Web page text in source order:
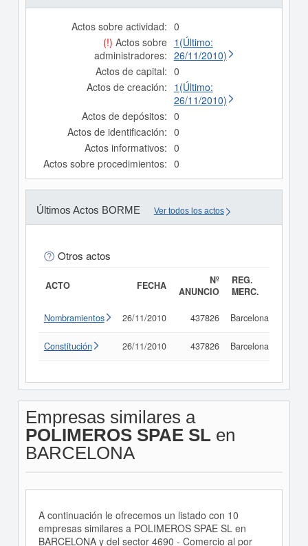
Actos sobre actividad: 0
(!) Actos sobre
administradores:
1(Último:
26/11/2010)
Actos de capital: 0
Actos de creación: 1(Último:
26/11/2010)
Actos de depósitos: 0
Actos de identificación: 0
Actos informativos: 0
Actos sobre procedimientos: 0
Últimos Actos BORME Ver todos los actos
Otros actos
ACTO FECHA
Nº
ANUNCIO
REG.
MERC.
Nombramientos 26/11/2010 437826 Barcelona
Constitución 26/11/2010 437826 Barcelona
Empresas similares a
POLIMEROS SPAE SL en
BARCELONA
A continuación le ofrecemos un listado con 10
empresas similares a POLIMEROS SPAE SL en
BARCELONA y del sector 4690 - Comercio al por